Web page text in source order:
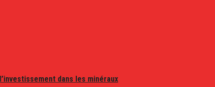
dans les minéraux